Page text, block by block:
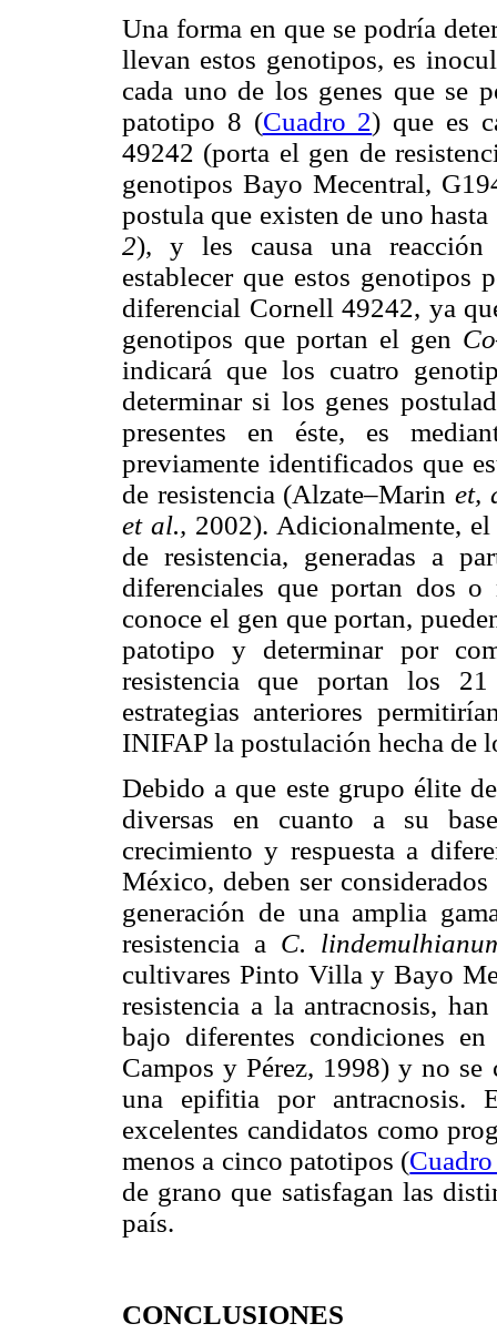
Una forma en que se podría
llevan estos genotipos, es
cada uno de los genes que se
patotipo 8 (Cuadro 2) que es
49242 (porta el gen de
genotipos Bayo Mecentral,
postula que existen de uno
2), y les causa una reacción
establecer que estos genotipos
diferencial Cornell 49242, ya
genotipos que portan el gen
indicará que los cuatro
determinar si los genes
presentes en éste, es
previamente identificados que
de resistencia (Alzate–Marin et,
et al., 2002). Adicionalmente,
de resistencia, generadas a
diferenciales que portan dos
conoce el gen que portan,
patotipo y determinar por
resistencia que portan los
estrategias anteriores
INIFAP la postulación hecha de
Debido a que este grupo élite
diversas en cuanto a su
crecimiento y respuesta a
México, deben ser
generación de una amplia
resistencia a C.
cultivares Pinto Villa y Bayo
resistencia a la antracnosis,
bajo diferentes condiciones
Campos y Pérez, 1998) y no
una epifitia por antracnosis.
excelentes candidatos como
menos a cinco patotipos (
de grano que satisfagan las
país.
CONCLUSIONES